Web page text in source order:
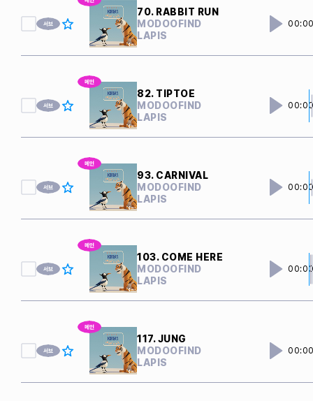
70. RABBIT RUN
MODOOFIND
LAPIS
82. TIPTOE
MODOOFIND
LAPIS
93. CARNIVAL
MODOOFIND
LAPIS
103. COME HERE
MODOOFIND
LAPIS
117. JUNG
MODOOFIND
LAPIS